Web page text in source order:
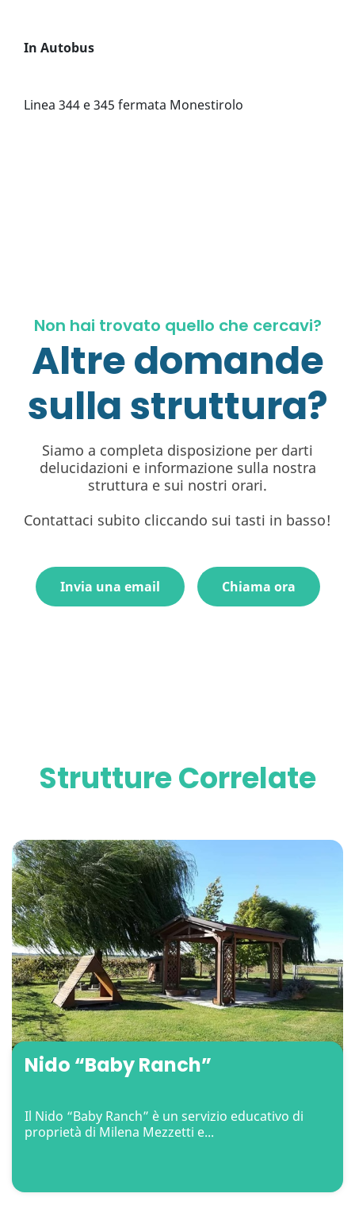
In Autobus
Linea 344 e 345 fermata Monestirolo
Non hai trovato quello che cercavi?
Altre domande
sulla struttura?
Siamo a completa disposizione per darti
delucidazioni e informazione sulla nostra
struttura e sui nostri orari.
Contattaci subito cliccando sui tasti in basso!
Invia una email Chiama ora
Strutture Correlate
Nido “Baby Ranch”
Il Nido “Baby Ranch” è un servizio educativo di
proprietà di Milena Mezzetti e...